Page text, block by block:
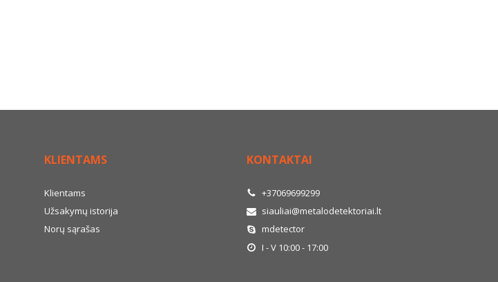
KLIENTAMS
Klientams
Užsakymų istorija
Norų sąrašas
KONTAKTAI
+37069699299
siauliai@metalodetektoriai.lt
mdetector
I - V 10:00 - 17:00